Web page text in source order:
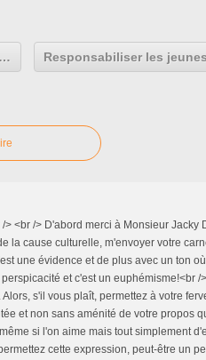
Elections 2014, calendrier et mode d'emploi...
> <br /> D'abord merci à Monsieur Jacky
la cause culturelle, m'envoyer votre
une évidence et de plus avec un ton
et c'est un euphémisme!<br /
s'il vous plaît, permettez à votre
et non sans aménité de votre propos
si l'on aime mais tout simplement
cette expression, peut-être un